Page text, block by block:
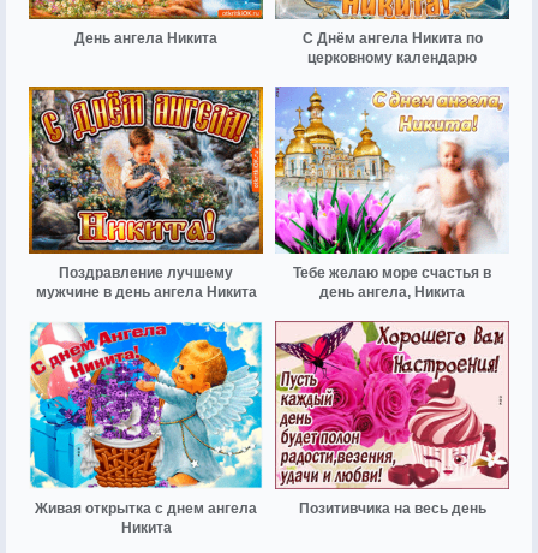
День ангела Никита
С Днём ангела Никита по
церковному календарю
Поздравление лучшему
мужчине в день ангела Никита
Тебе желаю море счастья в
день ангела, Никита
Живая открытка с днем ангела
Никита
Позитивчика на весь день